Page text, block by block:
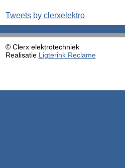
Tweets by clerxelektro
© Clerx elektrotechniek
Realisatie Ligterink Reclame